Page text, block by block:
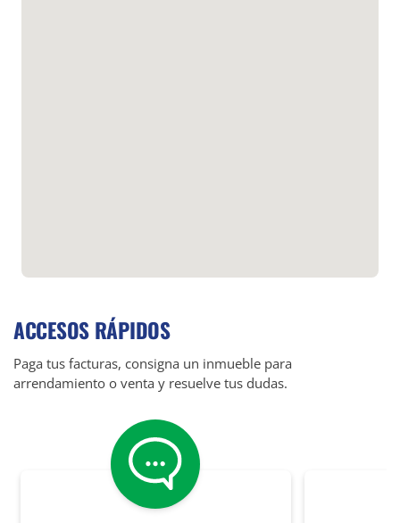
ACCESOS RÁPIDOS
Paga tus facturas, consigna un inmueble para
arrendamiento o venta y resuelve tus dudas.